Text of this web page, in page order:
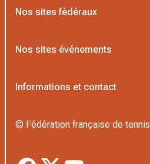
Nos sites fédéraux
Proshop FFT
Nos sites événements
Informations et contact
© Fédération française de tennis